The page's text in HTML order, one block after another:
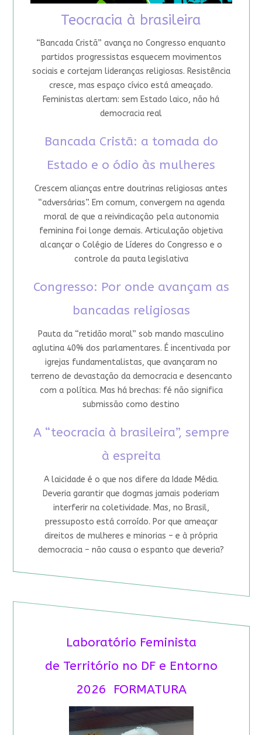
Teocracia à brasileira
“Bancada Cristã” avança no Congresso enquanto
partidos progressistas esquecem movimentos
sociais e cortejam lideranças religiosas. Resistência
cresce, mas espaço cívico está ameaçado.
Feministas alertam: sem Estado laico, não há
democracia real
Bancada Cristã: a tomada do
Estado e o ódio às mulheres
Crescem alianças entre doutrinas religiosas antes
“adversárias”. Em comum, convergem na agenda
moral de que a reivindicação pela autonomia
feminina foi longe demais. Articulação objetiva
alcançar o Colégio de Líderes do Congresso e o
controle da pauta legislativa
Congresso: Por onde avançam as
bancadas religiosas
Pauta da “retidão moral” sob mando masculino
aglutina 40% dos parlamentares. É incentivada por
igrejas fundamentalistas, que avançaram no
terreno de devastação da democracia e desencanto
com a política. Mas há brechas: fé não significa
submissão como destino
A “teocracia à brasileira”, sempre
à espreita
A laicidade é o que nos difere da Idade Média.
Deveria garantir que dogmas jamais poderiam
interferir na coletividade. Mas, no Brasil,
pressuposto está corroído. Por que ameaçar
direitos de mulheres e minorias – e à própria
democracia – não causa o espanto que deveria?
Laboratório Feminista
de Território no DF e Entorno
2026 FORMATURA